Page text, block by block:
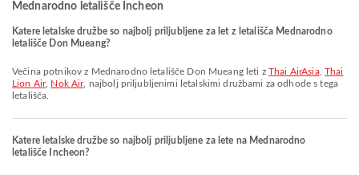
Mednarodno letališče Incheon
Katere letalske družbe so najbolj priljubljene za let z letališča Mednarodno
letališče Don Mueang?
Večina potnikov z Mednarodno letališče Don Mueang leti z Thai AirAsia, Thai
Lion Air, Nok Air, najbolj priljubljenimi letalskimi družbami za odhode s tega
letališča.
Katere letalske družbe so najbolj priljubljene za lete na Mednarodno
letališče Incheon?